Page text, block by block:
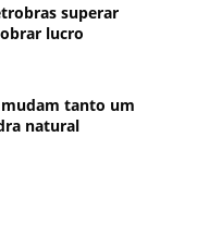
superar
lucro
tanto um
natural